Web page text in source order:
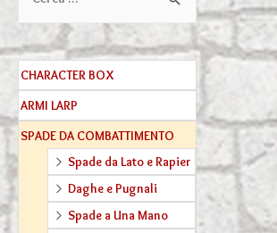
c
a
:
CHARACTER BOX
ARMI LARP
SPADE DA COMBATTIMENTO
Spade da Lato e Rapier
Daghe e Pugnali
Spade a Una Mano